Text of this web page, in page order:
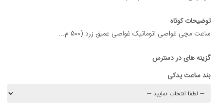
توضیحات کوتاه
ساعت مچی غواصی اتوماتیک غواصی عمیق زرد (500 م...
گزینه های در دسترس
بند ساعت یدکی